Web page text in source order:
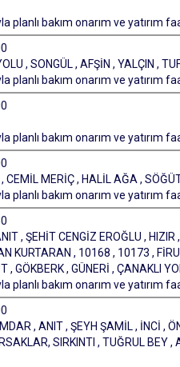
planlı bakım onarım ve yatırım
, SONGÜL , AFŞİN , YALÇIN ,
planlı bakım onarım ve yatırım
planlı bakım onarım ve yatırım
CEMİL MERİÇ , HALİL AĞA ,
planlı bakım onarım ve yatırım
, ŞEHİT CENGİZ EROĞLU ,
KURTARAN , 10168 , 10173 ,
GÖKBERK , GÜNERİ , ÇANAKLI
planlı bakım onarım ve yatırım
, ANIT , ŞEYH ŞAMİL , İNCİ ,
SIRKINTI , TUĞRUL BEY